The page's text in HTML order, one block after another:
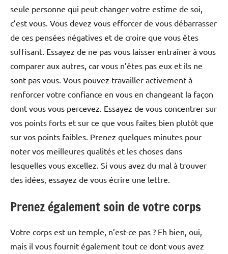
seule personne qui peut changer votre estime de soi,
c’est vous. Vous devez vous efforcer de vous débarrasser
de ces pensées négatives et de croire que vous êtes
suffisant. Essayez de ne pas vous laisser entraîner à vous
comparer aux autres, car vous n’êtes pas eux et ils ne
sont pas vous. Vous pouvez travailler activement à
renforcer votre confiance en vous en changeant la façon
dont vous vous percevez. Essayez de vous concentrer sur
vos points forts et sur ce que vous faites bien plutôt que
sur vos points faibles. Prenez quelques minutes pour
noter vos meilleures qualités et les choses dans
lesquelles vous excellez. Si vous avez du mal à trouver
des idées, essayez de vous écrire une lettre.
Prenez également soin de votre corps
Votre corps est un temple, n’est-ce pas ? Eh bien, oui,
mais il vous fournit également tout ce dont vous avez